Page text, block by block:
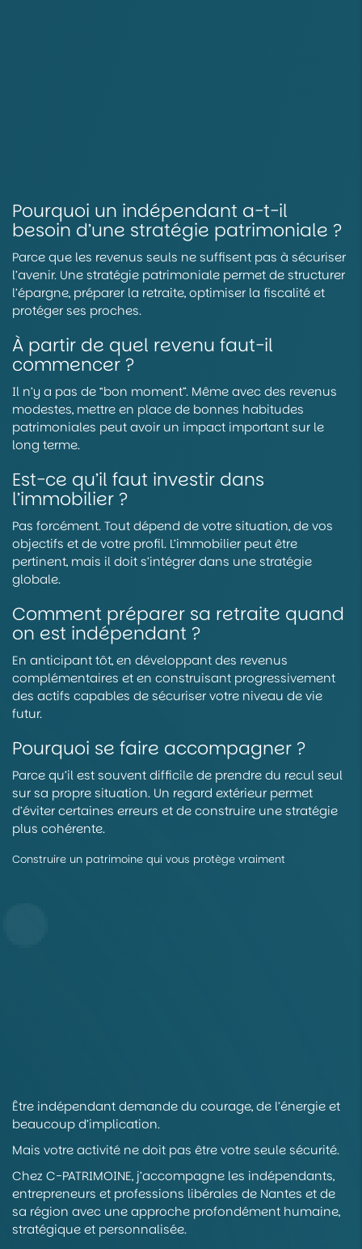
Pourquoi un indépendant a-t-il
besoin d’une stratégie patrimoniale ?
Parce que les revenus seuls ne suffisent pas à sécuriser
l’avenir. Une stratégie patrimoniale permet de structurer
l’épargne, préparer la retraite, optimiser la fiscalité et
protéger ses proches.
À partir de quel revenu faut-il
commencer ?
Il n’y a pas de “bon moment”. Même avec des revenus
modestes, mettre en place de bonnes habitudes
patrimoniales peut avoir un impact important sur le
long terme.
Est-ce qu’il faut investir dans
l’immobilier ?
Pas forcément. Tout dépend de votre situation, de vos
objectifs et de votre profil. L’immobilier peut être
pertinent, mais il doit s’intégrer dans une stratégie
globale.
Comment préparer sa retraite quand
on est indépendant ?
En anticipant tôt, en développant des revenus
complémentaires et en construisant progressivement
des actifs capables de sécuriser votre niveau de vie
futur.
Pourquoi se faire accompagner ?
Parce qu’il est souvent difficile de prendre du recul seul
sur sa propre situation. Un regard extérieur permet
d’éviter certaines erreurs et de construire une stratégie
plus cohérente.
Construire un patrimoine qui vous protège vraiment
Être indépendant demande du courage, de l’énergie et
beaucoup d’implication.
Mais votre activité ne doit pas être votre seule sécurité.
Chez C-PATRIMOINE, j’accompagne les indépendants,
entrepreneurs et professions libérales de Nantes et de
sa région avec une approche profondément humaine,
stratégique et personnalisée.